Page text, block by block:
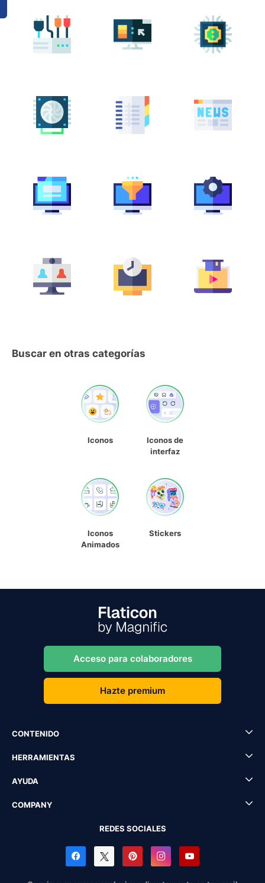
Buscar en otras categorías
Iconos
Iconos de
interfaz
Iconos
Animados
Stickers
Acceso para colaboradores
Hazte premium
CONTENIDO
HERRAMIENTAS
AYUDA
COMPANY
REDES SOCIALES